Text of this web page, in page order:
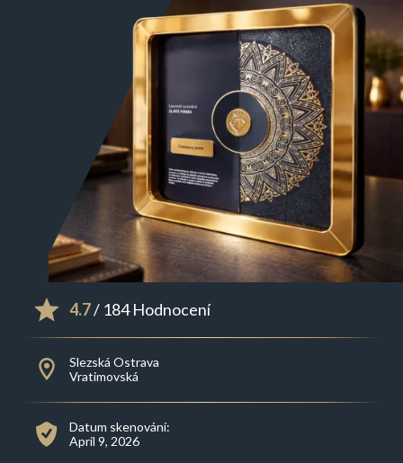
4.7/ 184 Hodnocení
Slezská Ostrava
Vratimovská
Datum skenování:
April 9, 2026